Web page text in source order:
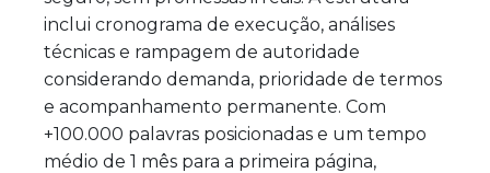
inclui cronograma de execução, análises
técnicas e rampagem de autoridade
considerando demanda, prioridade de termos
e acompanhamento permanente. Com
+100.000 palavras posicionadas e um tempo
médio de 1 mês para a primeira página,